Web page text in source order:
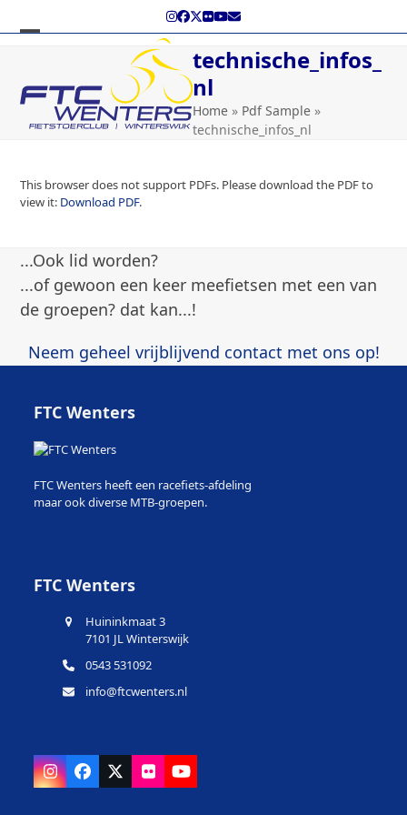
Instagram
Facebook
Twitter
Flickr
YouTube
E-
mail
mobile
menu
mobile
menu
technische_infos_
nl
Home » Pdf Sample »
technische_infos_nl
This browser does not support PDFs. Please download the PDF to
view it: Download PDF.
...Ook lid worden?
...of gewoon een keer meefietsen met een van
de groepen? dat kan...!
Neem geheel vrijblijvend contact met ons op!
FTC Wenters
FTC Wenters heeft een racefiets-afdeling
maar ook diverse MTB-groepen.
FTC Wenters
Huininkmaat 3
7101 JL Winterswijk
0543 531092
info@ftcwenters.nl
Instagram
Facebook
X FlickrYouTube